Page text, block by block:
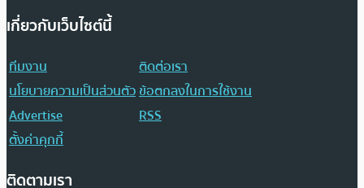
เกี่ยวกับเว็บไซต์นี้
ทีมงาน
ติดต่อเรา
นโยบายความเป็นส่วนตัวข้อตกลงในการใช้งาน
Advertise
RSS
ตั้งค่าคุกกี้
ติดตามเรา